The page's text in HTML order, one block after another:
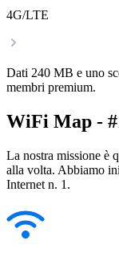
4G/LTE
Dati 240 MB e uno
membri premium.
WiFi Map -
La nostra missione è
alla volta. Abbiamo
Internet n. 1.